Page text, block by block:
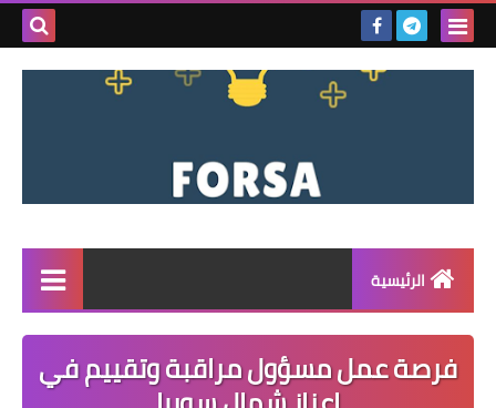
بحث
الرئيسية
القائمة
مناقصات
فرصة عمل مسؤول مراقبة وتقييم في